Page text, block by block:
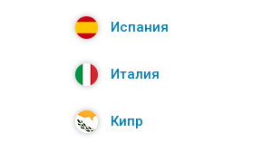
Испания
Италия
Кипр